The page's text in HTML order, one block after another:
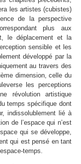
les artistes (cubistes)
de la perspective
plus aux
le déplacement et la
sensible et les
développé par la
au travers des
dimension, celle du
les perceptions
révolution artistique
temps spécifique dont
indissolublement lié à
de l’espace qui n’est
qui se développe,
qui est pensé en tant
temps.